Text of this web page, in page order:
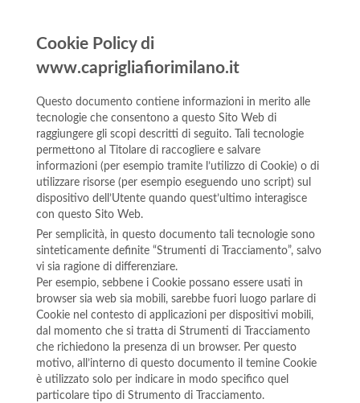
Cookie Policy di
www.caprigliafiorimilano.it
Questo documento contiene informazioni in merito alle
tecnologie che consentono a questo Sito Web di
raggiungere gli scopi descritti di seguito. Tali tecnologie
permettono al Titolare di raccogliere e salvare
informazioni (per esempio tramite l’utilizzo di Cookie) o di
utilizzare risorse (per esempio eseguendo uno script) sul
dispositivo dell’Utente quando quest’ultimo interagisce
con questo Sito Web.
Per semplicità, in questo documento tali tecnologie sono
sinteticamente definite “Strumenti di Tracciamento”, salvo
vi sia ragione di differenziare.
Per esempio, sebbene i Cookie possano essere usati in
browser sia web sia mobili, sarebbe fuori luogo parlare di
Cookie nel contesto di applicazioni per dispositivi mobili,
dal momento che si tratta di Strumenti di Tracciamento
che richiedono la presenza di un browser. Per questo
motivo, all’interno di questo documento il temine Cookie
è utilizzato solo per indicare in modo specifico quel
particolare tipo di Strumento di Tracciamento.